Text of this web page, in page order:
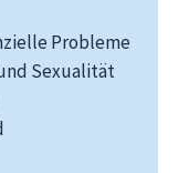
Probleme
Sexualität